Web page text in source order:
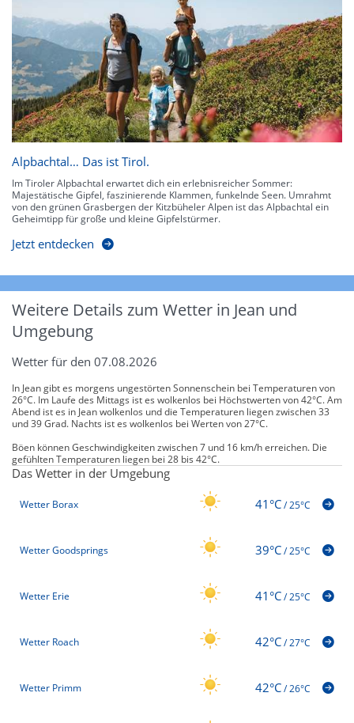
Alpbachtal… Das ist Tirol.
Im Tiroler Alpbachtal erwartet dich ein erlebnisreicher Sommer:
Majestätische Gipfel, faszinierende Klammen, funkelnde Seen. Umrahmt
von den grünen Grasbergen der Kitzbüheler Alpen ist das Alpbachtal ein
Geheimtipp für große und kleine Gipfelstürmer.
Jetzt entdecken
Weitere Details zum Wetter in Jean und
Umgebung
Wetter für den 07.08.2026
In Jean gibt es morgens ungestörten Sonnenschein bei Temperaturen von
26°C. Im Laufe des Mittags ist es wolkenlos bei Höchstwerten von 42°C. Am
Abend ist es in Jean wolkenlos und die Temperaturen liegen zwischen 33
und 39 Grad. Nachts ist es wolkenlos bei Werten von 27°C.
Böen können Geschwindigkeiten zwischen 7 und 16 km/h erreichen. Die
gefühlten Temperaturen liegen bei 28 bis 42°C.
Das Wetter in der Umgebung
Wetter Borax 41°C/25°C
Wetter Goodsprings 39°C/25°C
Wetter Erie 41°C/25°C
Wetter Roach 42°C/27°C
Wetter Primm 42°C/26°C